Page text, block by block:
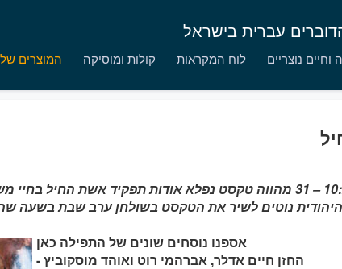
עברית בישראל
וחיים נוצריים לוח המקראות קולות ומוסיקה המוצרים
משלי לא:10 – 31 מהווה טקסט נפלא אודות תפקיד אשת החיל
נוטים לשיר את הטקסט בשולחן ערב שבת בשעה
אספנו נוסחים שונים של התפילה כאן
- החזן חיים אדלר, אברהמי רוט ואוהד מוסקוביץ